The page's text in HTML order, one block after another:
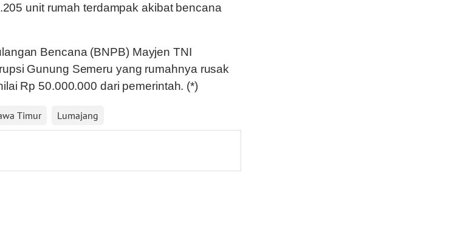
unit rumah terdampak akibat bencana
Bencana (BNPB) Mayjen TNI
Gunung Semeru yang rumahnya rusak
Rp 50.000.000 dari pemerintah. (*)
Timur Lumajang